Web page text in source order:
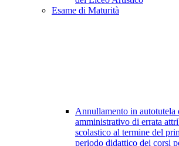
Esame di Maturità
Annullamento in autotutela
amministrativo di errata
scolastico al termine del
periodo didattico dei corsi